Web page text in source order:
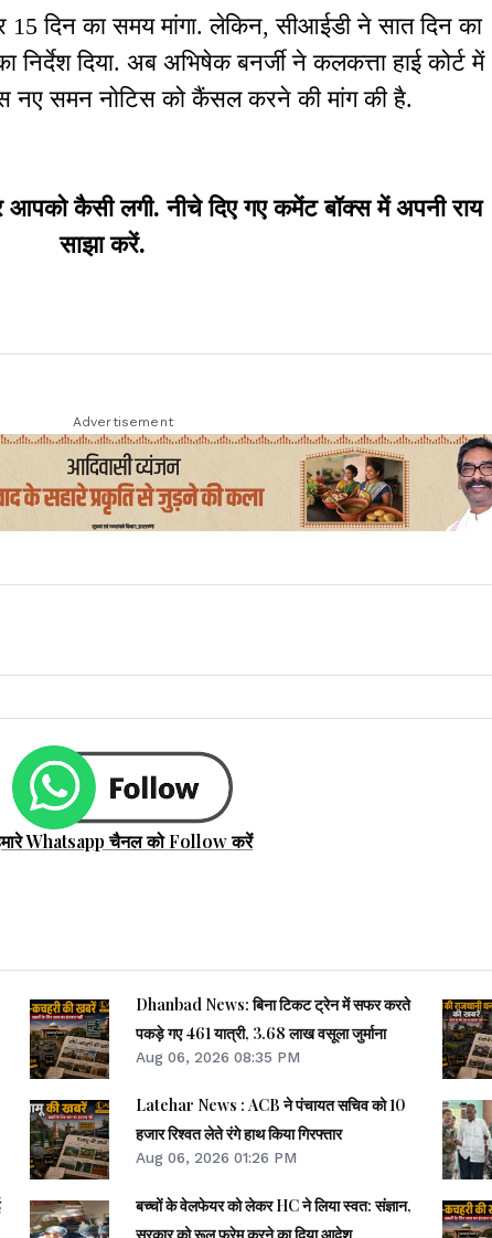
दिन का समय मांगा. लेकिन, सीआईडी ने सात दिन का
दिया. अब अभिषेक बनर्जी ने कलकत्ता हाई कोर्ट में
नए समन नोटिस को कैंसल करने की मांग की है.
कैसी लगी. नीचे दिए गए कमेंट बॉक्स में अपनी राय
साझा करें.
Advertisement
Whatsapp चैनल को Follow करें
Dhanbad News: बिना टिकट ट्रेन में सफर करते
पकड़े गए 461 यात्री, 3.68 लाख वसूला जुर्माना
Aug 06, 2026 08:35 PM
Latehar News : ACB ने पंचायत सचिव को 10
हजार रिश्वत लेते रंगे हाथ किया गिरफ्तार
Aug 06, 2026 01:26 PM
बच्चों के वेलफेयर को लेकर HC ने लिया स्वत: संज्ञान,